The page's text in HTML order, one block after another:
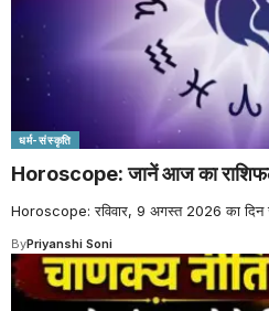
धर्म-संस्कृति
Horoscope: जानें आज का
Horoscope: रविवार, 9 अगस्त 2026 का दिन
ByPriyanshi Soni